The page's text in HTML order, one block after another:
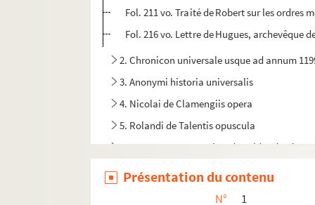
Fol. 211 vo. Traité de Robert sur les ordres
Fol. 216 vo. Lettre de Hugues, archevêque
2. Chronicon universale usque ad annum
3. Anonymi historia universalis
4. Nicolai de Clamengiis opera
5. Rolandi de Talentis opuscula
10-12. Les Commentaires du soldat du
13. « Mémoires des treize cantons Suisses ; de
Présentation du contenu
N°
1